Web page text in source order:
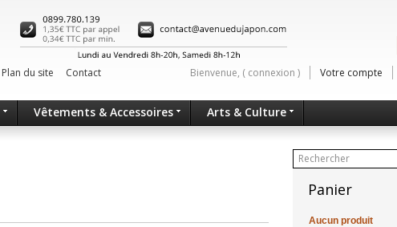
Bienvenue, ( connexion ) Votre compte
Plan du site Contact
Vêtements & Accessoires Arts & Culture
Panier
Aucun produit